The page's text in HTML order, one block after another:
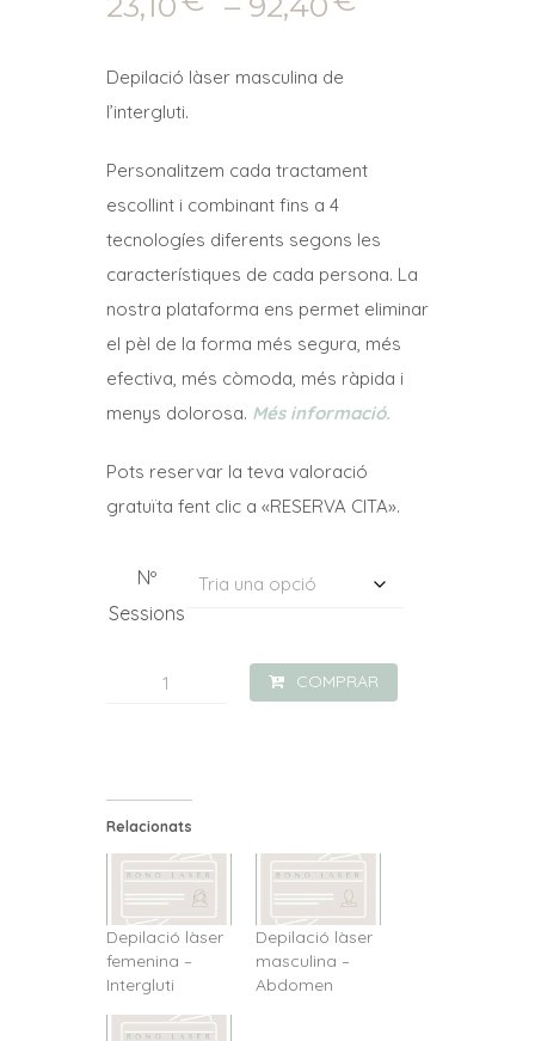
92,40€
Depilació làser masculina de
l’intergluti.
Personalitzem cada tractament
escollint i combinant fins a 4
tecnologíes diferents segons les
característiques de cada persona. La
nostra plataforma ens permet eliminar
el pèl de la forma més segura, més
efectiva, més còmoda, més ràpida i
menys dolorosa. Més informació.
Pots reservar la teva valoració
gratuïta fent clic a «RESERVA CITA».
Nº
Sessions
quantitat
masculina
-
COMPRAR
Relacionats
Depilació làser
femenina –
Intergluti
Depilació làser
masculina –
Abdomen